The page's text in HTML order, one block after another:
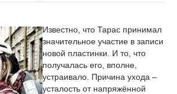
Известно, что Тарас принимал
значительное участие в записи
новой пластинки. И то, что
получалась его, вполне,
устраивало. Причина ухода –
усталость от напряжённой